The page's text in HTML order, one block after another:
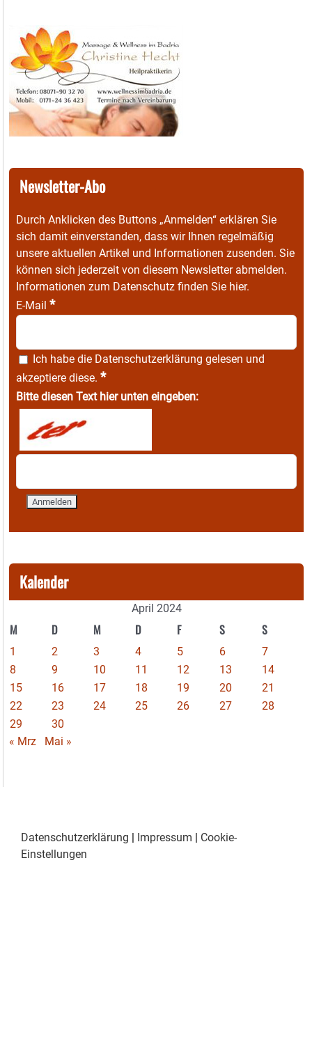
Newsletter-Abo
Durch Anklicken des Buttons „Anmelden“ erklären Sie
sich damit einverstanden, dass wir Ihnen regelmäßig
unsere aktuellen Artikel und Informationen zusenden. Sie
können sich jederzeit von diesem Newsletter abmelden.
Informationen zum Datenschutz finden Sie hier.
E-Mail *
Ich habe die Datenschutzerklärung gelesen und
akzeptiere diese. *
Bitte diesen Text hier unten eingeben:
Kalender
April 2024
M D M D F S S
1 2 3 4 5 6
7
8
9 10 11 12 13
14
15
16 17 18 19 20
21
22
23 24 25 26 27
28
29
30
« Mrz
Mai »
Datenschutzerklärung | Impressum | Cookie-
Einstellungen